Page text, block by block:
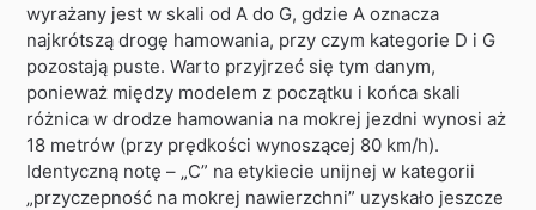
wyrażany jest w skali od A do G, gdzie A oznacza
najkrótszą drogę hamowania, przy czym kategorie D i G
pozostają puste. Warto przyjrzeć się tym danym,
ponieważ między modelem z początku i końca skali
różnica w drodze hamowania na mokrej jezdni wynosi aż
18 metrów (przy prędkości wynoszącej 80 km/h).
Identyczną notę – „C” na etykiecie unijnej w kategorii
„przyczepność na mokrej nawierzchni” uzyskało jeszcze